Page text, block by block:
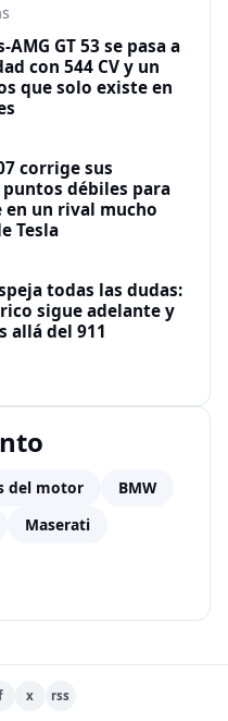
AMG GT 53 se pasa a
con 544 CV y un
que solo existe en
corrige sus
débiles para
un rival mucho
Tesla
todas las dudas:
sigue adelante y
allá del 911
del motor
BMW
Maserati
x rss